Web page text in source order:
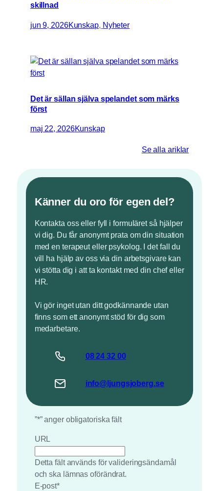
skillnad
jun 9, 2026Kunskap, Nyheter
Det är sällan själva spelandet som märks
först
maj 22, 2026Kunskap
Se alla ariklar
Känner du oro för egen del?
Kontakta oss eller fyll i formuläret så hjälper
vi dig. Du får anonymt prata om din situation
med en terapeut eller psykolog. I det fall du
vill ha hjälp av oss via din arbetsgivare kan
vi stötta dig i att ta kontakt med din chef eller
HR.
Vi gör inget utan ditt godkännande utan
finns som ett anonymt stöd för dig som
medarbetare.
08 2432 00
info@ ljungsjoberg.se
”*” anger obligatoriska fält
URL
Detta fält används för valideringsändamål
och ska lämnas oförändrat.
E-post*